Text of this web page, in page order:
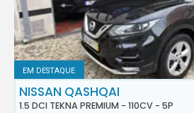
EM DESTAQUE
NISSAN QASHQAI
1.5 DCI TEKNA PREMIUM - 110CV - 5P